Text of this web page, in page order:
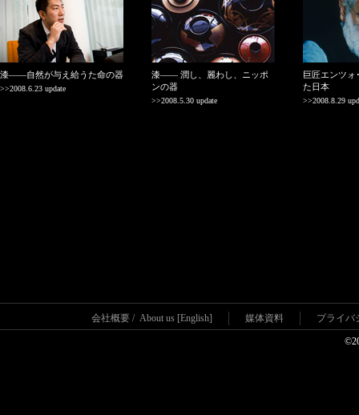
漆——自然が与え給うた命の器
>>2008.6.23 update
漆—— 潤し、麗わし、ニッポ
ンの器
>>2008.5.30 update
巨匠エンツォ
た日本
>>2008.8.29
会社概要 / About us [English] 媒体資料 プライバ